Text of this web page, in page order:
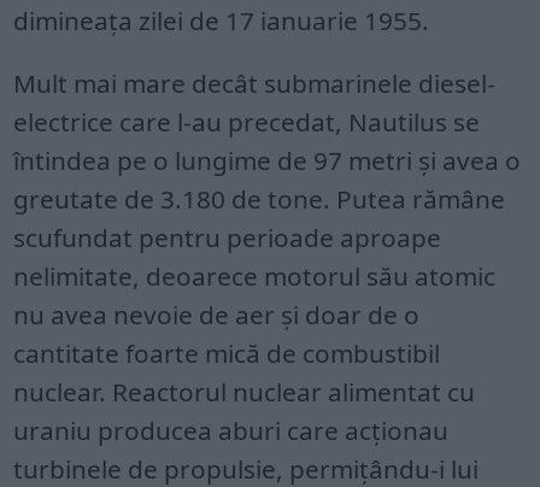
dimineața zilei de 17 ianuarie 1955.
Mult mai mare decât submarinele diesel-
electrice care l-au precedat, Nautilus se
întindea pe o lungime de 97 metri și avea o
greutate de 3.180 de tone. Putea rămâne
scufundat pentru perioade aproape
nelimitate, deoarece motorul său atomic
nu avea nevoie de aer și doar de o
cantitate foarte mică de combustibil
nuclear. Reactorul nuclear alimentat cu
uraniu producea aburi care acționau
turbinele de propulsie, permițându-i lui